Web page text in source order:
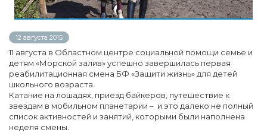
12 августа 2015
11 августа в Областном центре социальной помощи семье и
детям «Морской залив» успешно завершилась первая
реабилитационная смена БФ «Защити жизнь» для детей
школьного возраста.
Катание на лошадях, приезд байкеров, путешествие к
звездам в мобильном планетарии – и это далеко не полный
список активностей и занятий, которыми были наполнена
неделя смены.